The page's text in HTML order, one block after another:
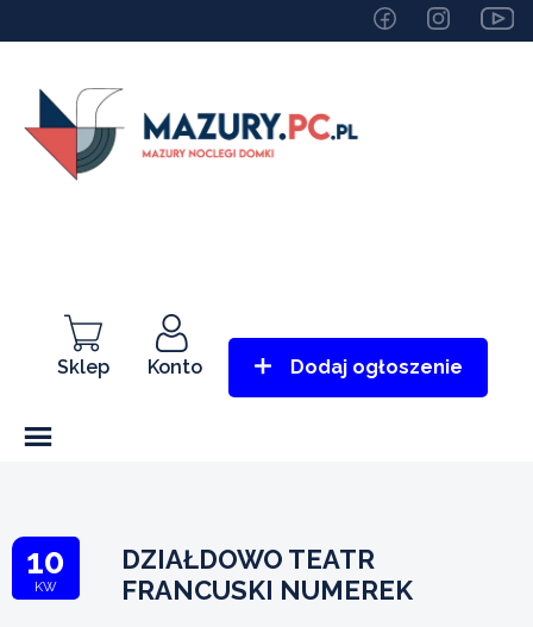
Sklep Konto Dodaj ogłoszenie
10
KW
DZIAŁDOWO TEATR
FRANCUSKI NUMEREK